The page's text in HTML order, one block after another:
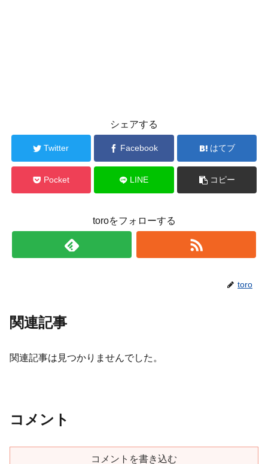
シェアする
Twitter Facebook はてブ
Pocket LINE コピー
toroをフォローする
toro
関連記事
関連記事は見つかりませんでした。
コメント
コメントを書き込む